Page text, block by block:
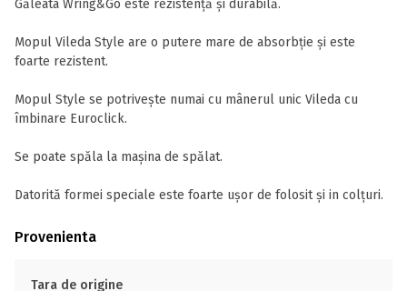
Găleata Wring&Go este rezistență și durabilă.
Mopul Vileda Style are o putere mare de absorbție și este
foarte rezistent.
Mopul Style se potrivește numai cu mânerul unic Vileda cu
îmbinare Euroclick.
Se poate spăla la mașina de spălat.
Datorită formei speciale este foarte ușor de folosit și in colțuri.
Provenienta
Tara de origine